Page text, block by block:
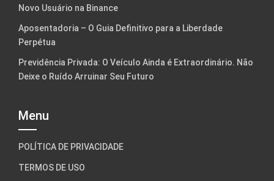
Novo Usuário na Binance
Aposentadoria – O Guia Definitivo para a Liberdade
Perpétua
Previdência Privada: O Veículo Ainda é Extraordinário. Não
Deixe o Ruído Arruinar Seu Futuro
Menu
POLÍTICA DE PRIVACIDADE
TERMOS DE USO